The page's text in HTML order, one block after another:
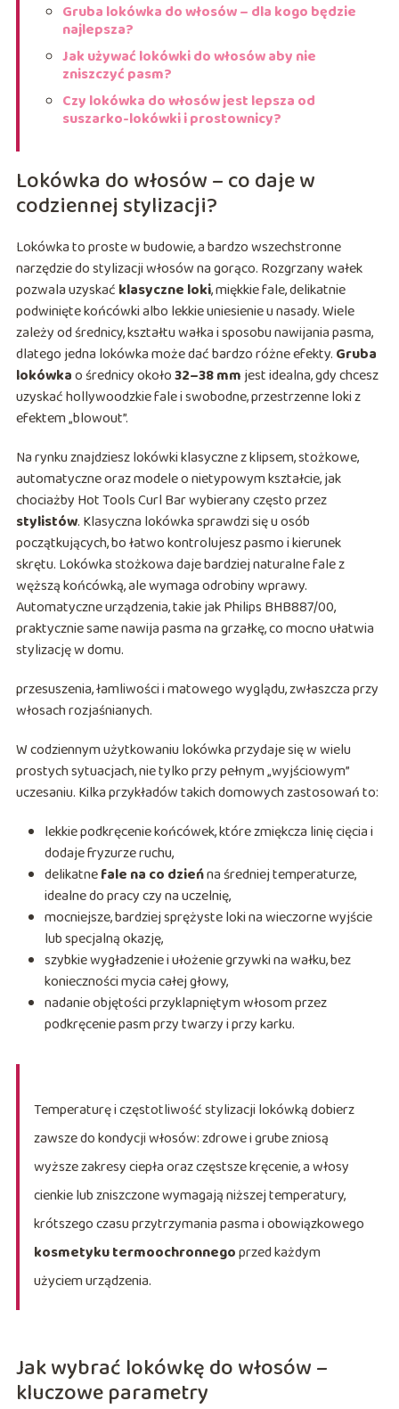
Gruba lokówka do włosów – dla kogo będzie
najlepsza?
Jak używać lokówki do włosów aby nie
zniszczyć pasm?
Czy lokówka do włosów jest lepsza od
suszarko-lokówki i prostownicy?
Lokówka do włosów – co daje w
codziennej stylizacji?
Lokówka to proste w budowie, a bardzo wszechstronne
narzędzie do stylizacji włosów na gorąco. Rozgrzany wałek
pozwala uzyskać klasyczne loki, miękkie fale, delikatnie
podwinięte końcówki albo lekkie uniesienie u nasady. Wiele
zależy od średnicy, kształtu wałka i sposobu nawijania pasma,
dlatego jedna lokówka może dać bardzo różne efekty. Gruba
lokówkao średnicy około32–38 mmjest idealna, gdy chcesz
uzyskać hollywoodzkie fale i swobodne, przestrzenne loki z
efektem „blowout”.
Na rynku znajdziesz lokówki klasyczne z klipsem, stożkowe,
automatyczne oraz modele o nietypowym kształcie, jak
chociażby Hot Tools Curl Bar wybierany często przez
stylistów. Klasyczna lokówka sprawdzi się u osób
początkujących, bo łatwo kontrolujesz pasmo i kierunek
skrętu. Lokówka stożkowa daje bardziej naturalne fale z
węższą końcówką, ale wymaga odrobiny wprawy.
Automatyczne urządzenia, takie jak Philips BHB887/00,
praktycznie same nawija pasma na grzałkę, co mocno ułatwia
stylizację w domu.
przesuszenia, łamliwości i matowego wyglądu, zwłaszcza przy
włosach rozjaśnianych.
W codziennym użytkowaniu lokówka przydaje się w wielu
prostych sytuacjach, nie tylko przy pełnym „wyjściowym”
uczesaniu. Kilka przykładów takich domowych zastosowań to:
lekkie podkręcenie końcówek, które zmiękcza linię cięcia i
dodaje fryzurze ruchu,
delikatnefale na co dzieńna średniej temperaturze,
idealne do pracy czy na uczelnię,
mocniejsze, bardziej sprężyste loki na wieczorne wyjście
lub specjalną okazję,
szybkie wygładzenie i ułożenie grzywki na wałku, bez
konieczności mycia całej głowy,
nadanie objętości przyklapniętym włosom przez
podkręcenie pasm przy twarzy i przy karku.
Temperaturę i częstotliwość stylizacji lokówką dobierz
zawsze do kondycji włosów: zdrowe i grube zniosą
wyższe zakresy ciepła oraz częstsze kręcenie, a włosy
cienkie lub zniszczone wymagają niższej temperatury,
krótszego czasu przytrzymania pasma i obowiązkowego
kosmetyku termoochronnegoprzed każdym
użyciem urządzenia.
Jak wybrać lokówkę do włosów –
kluczowe parametry